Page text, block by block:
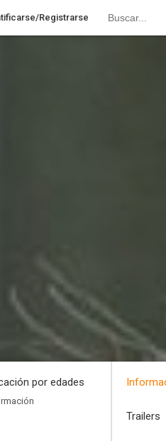
Registrarse
por edades
Trailers